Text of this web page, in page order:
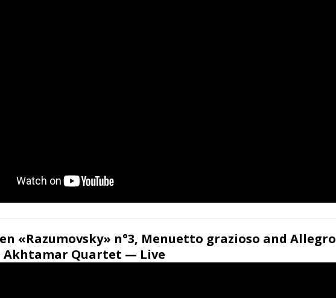
«Razumovsky» n°3, Menuetto grazioso and Allegro
Quartet — Live